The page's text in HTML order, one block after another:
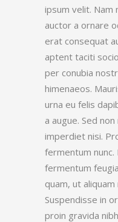
ipsum velit. Nam
auctor a ornare
erat consequat
aptent taciti
per conubia
himenaeos.
urna eu felis
a augue. Sed
imperdiet nisi.
fermentum
fermentum
quam, ut
Suspendisse in
proin gravida